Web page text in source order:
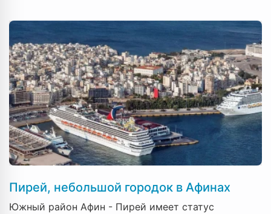
Пирей, небольшой городок в Афинах
Южный район Афин - Пирей имеет статус